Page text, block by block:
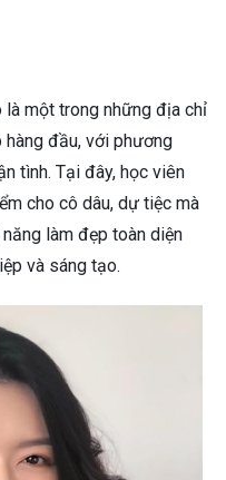
một trong những địa chỉ
đầu, với phương
tình. Tại đây, học viên
cho cô dâu, dự tiệc mà
làm đẹp toàn diện
và sáng tạo.